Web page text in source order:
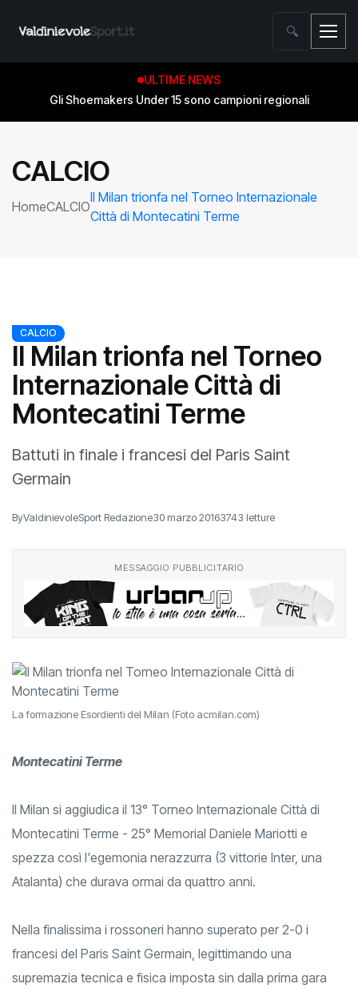
🔍
ULTIME NEWS
Gli Shoemakers Under 15 sono campioni regionali
CALCIO
HomeCALCIO
Il Milan trionfa nel Torneo Internazionale
Città di Montecatini Terme
CALCIO
Il Milan trionfa nel Torneo
Internazionale Città di
Montecatini Terme
Battuti in finale i francesi del Paris Saint
Germain
ByValdinievoleSport Redazione30 marzo 20163743 letture
MESSAGGIO PUBBLICITARIO
La formazione Esordienti del Milan (Foto acmilan.com)
Montecatini Terme
Il Milan si aggiudica il 13° Torneo Internazionale Città di
Montecatini Terme - 25° Memorial Daniele Mariotti e
spezza così l'egemonia nerazzurra (3 vittorie Inter, una
Atalanta) che durava ormai da quattro anni.
Nella finalissima i rossoneri hanno superato per 2-0 i
francesi del Paris Saint Germain, legittimando una
supremazia tecnica e fisica imposta sin dalla prima gara